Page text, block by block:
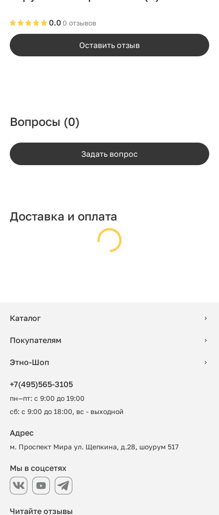
0 отзывов
0.0
Оставить отзыв
Вопросы (0)
Задать вопрос
Доставка и оплата
Каталог
Покупателям
Этно-Шоп
+7(495)565-3105
пн—пт: с 9:00 до 19:00
сб: с 9:00 до 18:00, вс - выходной
Читайте отзывы
Адрес
м. Проспект Мира ул. Щепкина, д.28, шоурум 517
Мы в соцсетях